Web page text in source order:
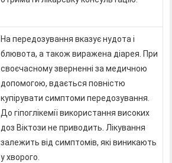
На передозування вказує нудота і
блювота, а також виражена діарея. При
своєчасному зверненні за медичною
допомогою, вдається повністю
купірувати симптоми передозування.
До гіпоглікемії використання високих
доз Віктози не приводить. Лікування
залежить від симптомів, які виникають
у хворого.